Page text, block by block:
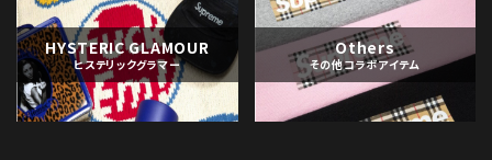
HYSTERIC GLAMOUR
ヒステリックグラマー
Others
その他コラボアイテム